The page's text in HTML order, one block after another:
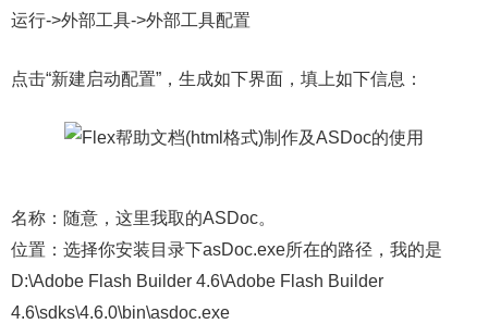
运行->外部工具->外部工具配置
点击“新建启动配置”，生成如下界面，填上如下信息：
名称：随意，这里我取的ASDoc。
位置：选择你安装目录下asDoc.exe所在的路径，我的是
D:\Adobe Flash Builder 4.6\Adobe Flash Builder
4.6\sdks\4.6.0\bin\asdoc.exe